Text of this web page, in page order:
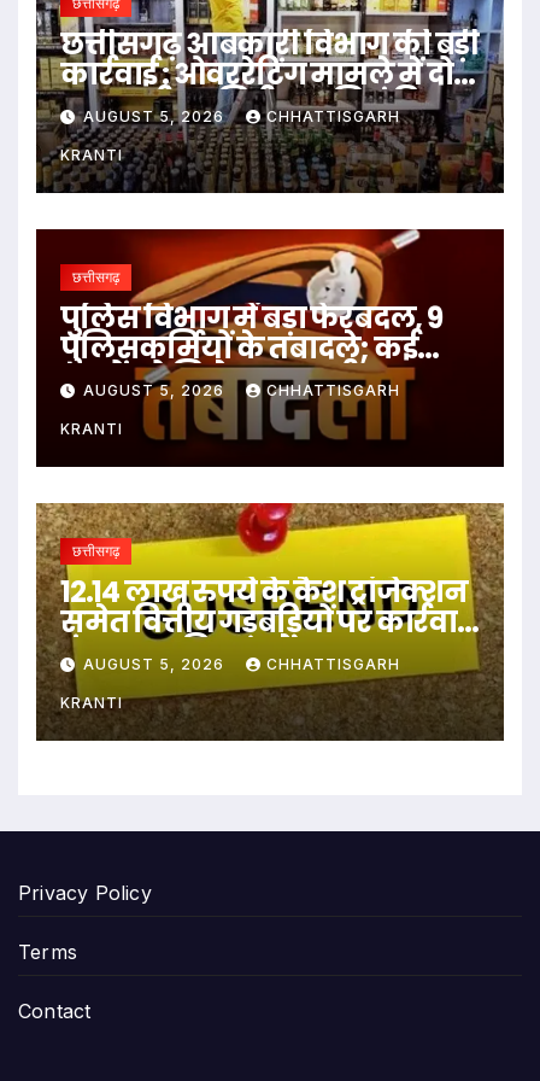
छत्तीसगढ़ आबकारी विभाग की बड़ी
कार्रवाई : ओवररेटिंग मामले में दो
आबकारी उप निरीक्षक निलंबित
AUGUST 5, 2026 CHHATTISGARH
KRANTI
छत्तीसगढ़
पुलिस विभाग में बड़ा फेरबदल, 9
पुलिसकर्मियों के तबादले; कई
थानों को मिले नए प्रभारी
AUGUST 5, 2026 CHHATTISGARH
KRANTI
छत्तीसगढ़
12.14 लाख रुपये के कैश ट्रांजेक्शन
समेत वित्तीय गड़बड़ियों पर कार्रवाई,
पंचायत सचिव सस्पेंड…
AUGUST 5, 2026 CHHATTISGARH
KRANTI
Privacy Policy
Terms
Contact